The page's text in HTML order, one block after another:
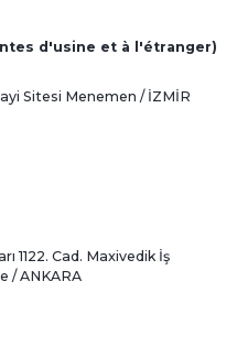
d'usine et à l'étranger)
Sitesi Menemen / İZMİR
1122. Cad. Maxivedik İş
/ ANKARA